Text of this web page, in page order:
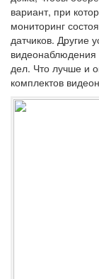
вариант, при
мониторинг
датчиков. Другие
дел. Что лучше и
комплектов